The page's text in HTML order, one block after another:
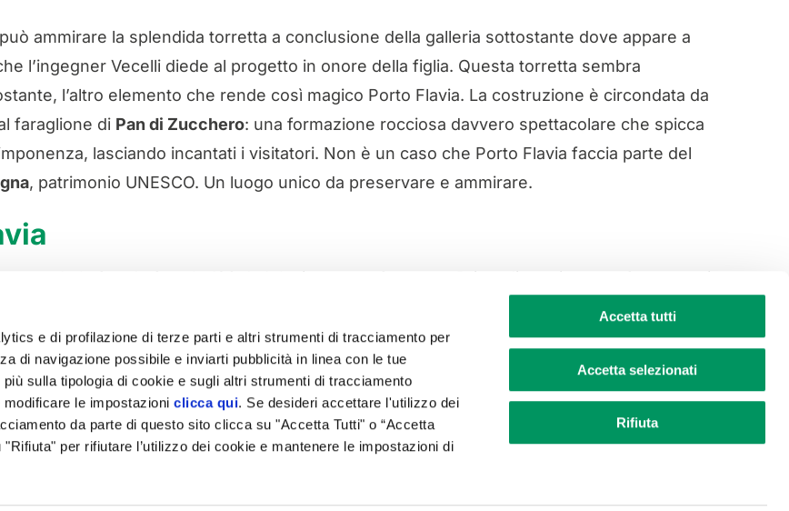
e di profilazione di terze parti e altri strumenti di tracciamento per
di navigazione possibile e inviarti pubblicità in linea con le tue
sulla tipologia di cookie e sugli altri strumenti di tracciamento
le impostazioniclicca qui. Se desideri accettare l'utilizzo dei
da parte di questo sito clicca su "Accetta Tutti" o “Accetta
per rifiutare l’utilizzo dei cookie e mantenere le impostazioni di
Accetta tutti
Accetta selezionati
Rifiuta
ammirare la splendida torretta a conclusione della galleria sottostante dove appare a
l’ingegner Vecelli diede al progetto in onore della figlia. Questa torretta sembra
l’altro elemento che rende così magico Porto Flavia. La costruzione è circondata da
faraglione di Pan di Zucchero: una formazione rocciosa davvero spettacolare che spicca
lasciando incantati i visitatori. Non è un caso che Porto Flavia faccia parte del
, patrimonio UNESCO. Un luogo unico da preservare e ammirare.
la Strada Statale 126 da Iglesias verso Gonnesa. Prima di raggiungere Gonnesa si
verso Masua. A quel punto si può arrivare al parcheggio e proseguire a piedi. In
percorso panoramico di circa venti minuti per raggiungere infine Porto Flavia.
paesaggio si sono fusi in modo unico non lascerà sicuramente delusi i visitatori.